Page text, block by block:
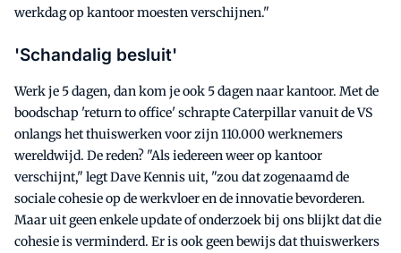
werkdag op kantoor moesten verschijnen."
'Schandalig besluit'
Werk je 5 dagen, dan kom je ook 5 dagen naar kantoor. Met de
boodschap 'return to office' schrapte Caterpillar vanuit de VS
onlangs het thuiswerken voor zijn 110.000 werknemers
wereldwijd. De reden? "Als iedereen weer op kantoor
verschijnt," legt Dave Kennis uit, "zou dat zogenaamd de
sociale cohesie op de werkvloer en de innovatie bevorderen.
Maar uit geen enkele update of onderzoek bij ons blijkt dat die
cohesie is verminderd. Er is ook geen bewijs dat thuiswerkers